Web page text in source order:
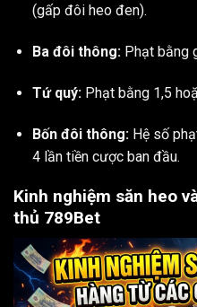
(gấp đôi heo đen).
Ba đôi thông:Phạt bằng
Tứ quý:Phạt bằng 1,5
Bốn đôi thông:Hệ số
4 lần tiền cược ban đầu.
Kinh nghiệm săn heo
thủ 789Bet